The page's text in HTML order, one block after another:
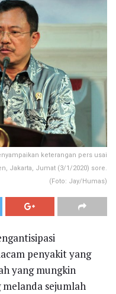
keterangan pers usai
Jakarta, Jumat (3/1/2020) sore.
(Foto: Jay/Humas)
penyakit yang
yang mungkin
sejumlah